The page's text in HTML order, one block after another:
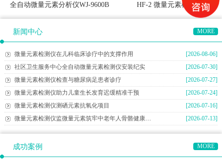
全自动微量元素分析仪WJ-9600B HF-2 微量元素检测仪
新闻中心 MORE
[2026-08-06]
微量元素检测仪在儿科临床诊疗中的支撑作用
[2026-07-30]
社区卫生服务中心全自动微量元素检测仪安装纪实
[2026-07-27]
微量元素检测仪检查与糖尿病足患者诊疗
[2026-07-24]
微量元素检测仪助力儿童生长发育迟缓精准干预
[2026-07-16]
微量元素检测仪测硒元素抗氧化项目
[2026-07-13]
微量元素检测仪监微量元素筑牢中老年人骨骼健康防线
成功案例 MORE